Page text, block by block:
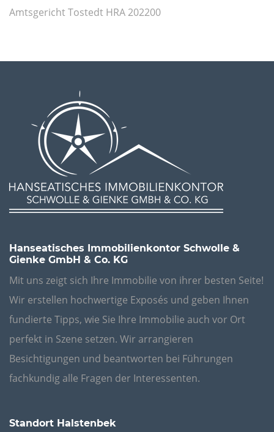
Amtsgericht Tostedt HRA 202200
Hanseatisches Immobilienkontor Schwolle &
Gienke GmbH & Co. KG
Mit uns zeigt sich Ihre Immobilie von ihrer besten Seite!
Wir erstellen hochwertige Exposés und geben Ihnen
fundierte Tipps, wie Sie Ihre Immobilie auch vor Ort
perfekt in Szene setzen. Wir arrangieren
Besichtigungen und beantworten bei Führungen
fachkundig alle Fragen der Interessenten.
Standort Halstenbek